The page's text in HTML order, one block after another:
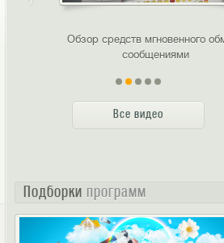
Обзор средств мгновенного
сообщениями
Все видео
Подборки программ